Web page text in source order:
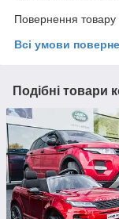
Повернення товару
Всі умови
Подібні товари